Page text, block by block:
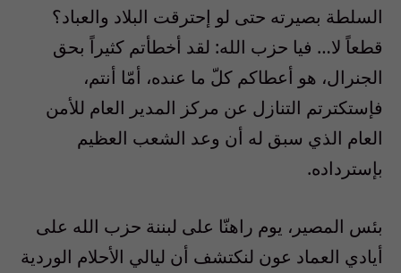
السلطة بصيرته حتى لو إحترقت البلاد والعباد؟
قطعاً لا… فيا حزب الله: لقد أخطأتم كثيراً بحق
الجنرال، هو أعطاكم كلّ ما عنده، أمّا أنتم،
فإستكترتم التنازل عن مركز المدير العام للأمن
العام الذي سبق له أن وعد الشعب العظيم
بإسترداده.
بئس المصير، يوم راهنّا على لبننة حزب الله على
أيادي العماد عون لنكتشف أن ليالي الأحلام الوردية